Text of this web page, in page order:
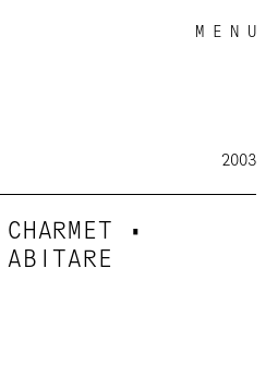
M E N U
2003
•
ABITARE